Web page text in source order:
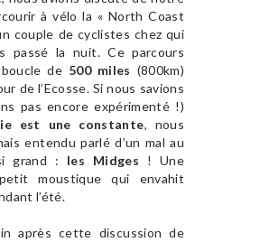
à vélo la « North Coast
couple de cyclistes chez qui
passé la nuit. Ce parcours
de 500 miles (800km)
de l’Ecosse. Si nous savions
pas encore expérimenté !)
est une constante, nous
entendu parlé d’un mal au
grand : les Midges ! Une
moustique qui envahit
l’été.
après cette discussion de